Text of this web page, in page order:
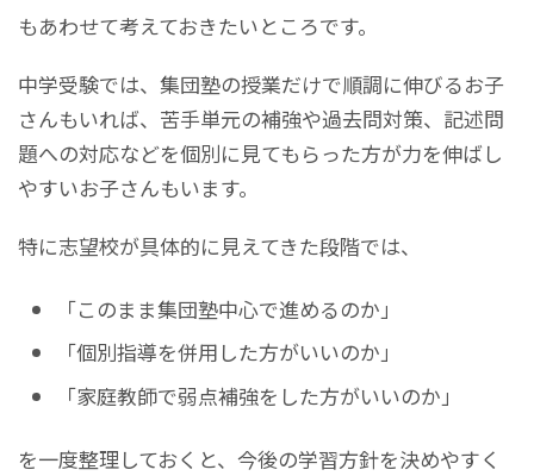
もあわせて考えておきたいところです。
中学受験では、集団塾の授業だけで順調に伸びるお子
さんもいれば、苦手単元の補強や過去問対策、記述問
題への対応などを個別に見てもらった方が力を伸ばし
やすいお子さんもいます。
特に志望校が具体的に見えてきた段階では、
「このまま集団塾中心で進めるのか」
「個別指導を併用した方がいいのか」
「家庭教師で弱点補強をした方がいいのか」
を一度整理しておくと、今後の学習方針を決めやすく